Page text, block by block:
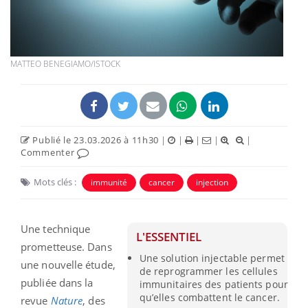
MATTEO BENEGIAMO/ISTOCK
Publié le 23.03.2026 à 11h30 | | | |
|
Commenter
Mots clés : immunité cancer injection
L'ESSENTIEL
Une solution injectable permet
de reprogrammer les cellules
immunitaires des patients pour
qu’elles combattent le cancer.
Une technique
prometteuse. Dans
une nouvelle étude,
publiée dans la
revue Nature, des